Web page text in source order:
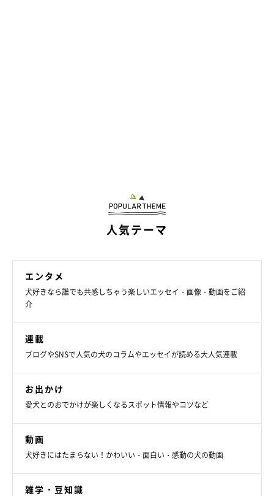
人気テーマ
エンタメ
犬好きなら誰でも共感しちゃう楽しいエッセイ・画像・動画をご紹
介
連載
ブログやSNSで人気の犬のコラムやエッセイが読める大人気連載
お出かけ
愛犬とのおでかけが楽しくなるスポット情報やコツなど
動画
犬好きにはたまらない！かわいい・面白い・感動の犬の動画
雑学・豆知識